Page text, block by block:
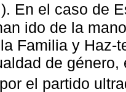
). En el caso de
ido de la
Familia y Haz-
de
el partido